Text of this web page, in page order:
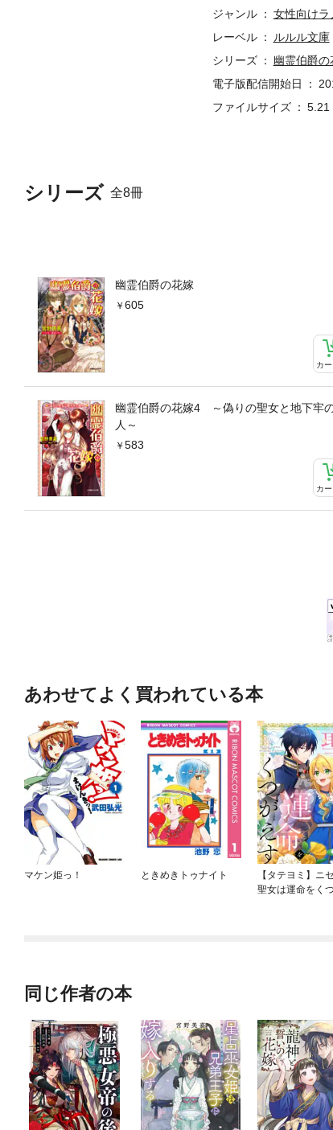
シリーズ 全8冊
幽霊伯爵の花嫁
605
カ
幽霊伯爵の花嫁4 ～偽りの聖女と地下牢
人～
583
カ
ジャンル
女性向けラ
レーベル
ルルル文庫
シリーズ
幽霊伯爵の
電子版配信開始日
ファイルサイズ
5.21
あわせてよく買われている本
マケン姫っ！ ときめきトゥナイト
【タテヨミ】ニ
聖女は運命をく
同じ作者の本